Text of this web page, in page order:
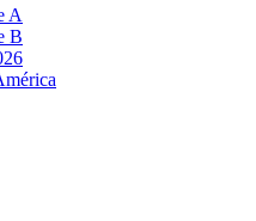
A
B